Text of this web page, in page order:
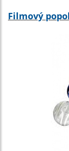
Filmový